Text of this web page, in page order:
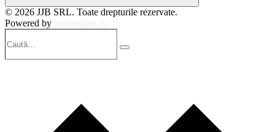
© 2026 JJB SRL. Toate drepturile rezervate.
Powered by
Search